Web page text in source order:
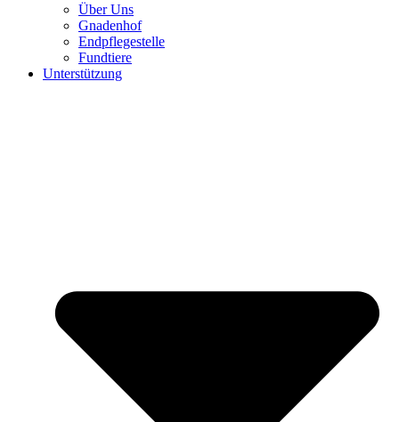
Über Uns
Gnadenhof
Endpflegestelle
Fundtiere
Unterstützung